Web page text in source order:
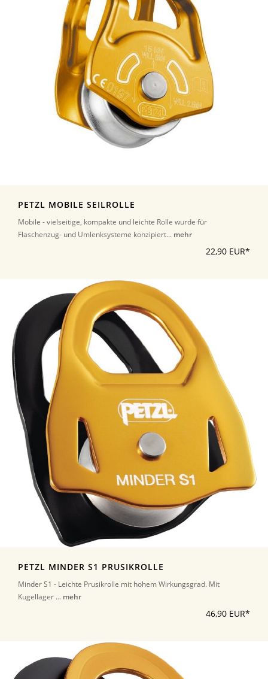
PETZL MOBILE SEILROLLE
Mobile - vielseitige, kompakte und leichte Rolle wurde für
Flaschenzug- und Umlenksysteme konzipiert... mehr
22,90 EUR*
PETZL MINDER S1 PRUSIKROLLE
Minder S1 - Leichte Prusikrolle mit hohem Wirkungsgrad. Mit
Kugellager ... mehr
46,90 EUR*